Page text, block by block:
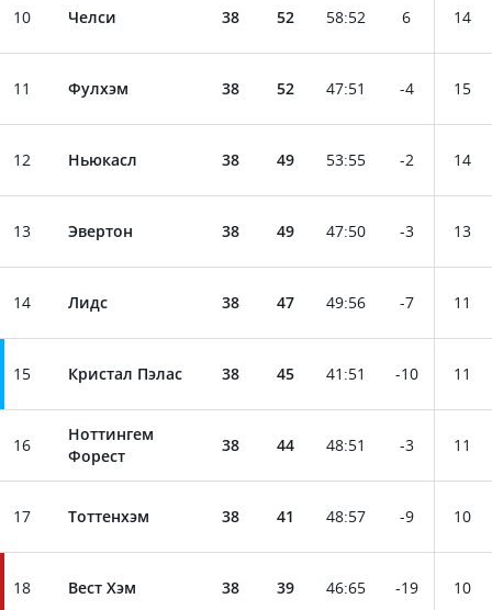
10 Челси 38 52 58:52 6 14
11 Фулхэм 38 52 47:51 -4 15
12 Ньюкасл 38 49 53:55 -2 14
13 Эвертон 38 49 47:50 -3 13
14 Лидс 38 47 49:56 -7 11
15 Кристал Пэлас 38 45 41 :51 -10 11
16
Ноттингем
Форест
38 44 48:51 -3 11
17 Тоттенхэм 38 41 48:57 -9 10
18 Вест Хэм 38 39 46:65 -19 10